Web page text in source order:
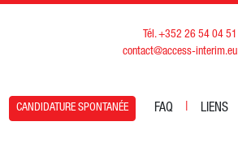
Tél. +352 26 54 04 51
contact@access-interim.eu
CANDIDATURE SPONTANÉE FAQ | LIENS